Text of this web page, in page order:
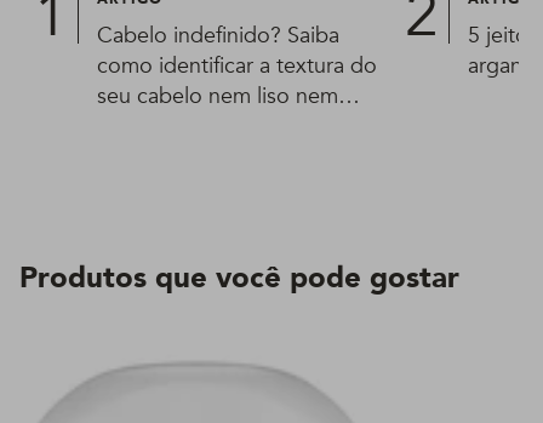
Cabelo indefinido? Saiba
como identificar a textura do
seu cabelo nem liso nem
5
argan
Produtos que você pode gostar